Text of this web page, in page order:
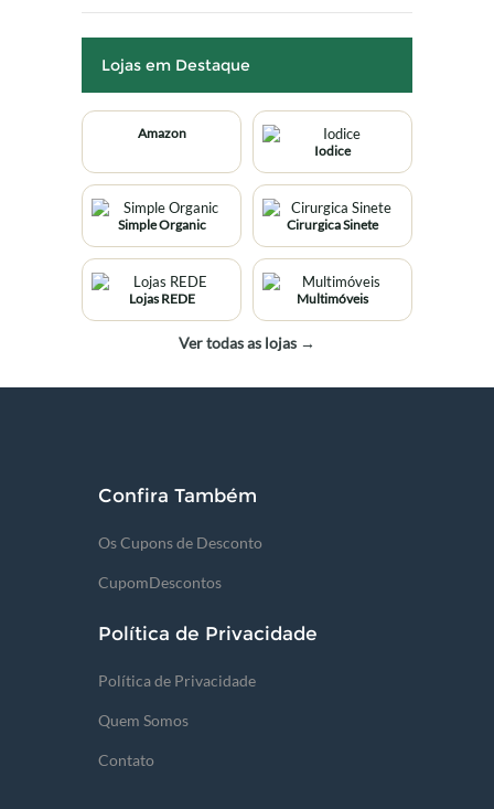
Lojas em Destaque
Amazon
Iodice
Simple Organic Cirurgica Sinete
Lojas REDE Multimóveis
Ver todas as lojas →
Confira Também
Os Cupons de Desconto
CupomDescontos
Política de Privacidade
Política de Privacidade
Quem Somos
Contato